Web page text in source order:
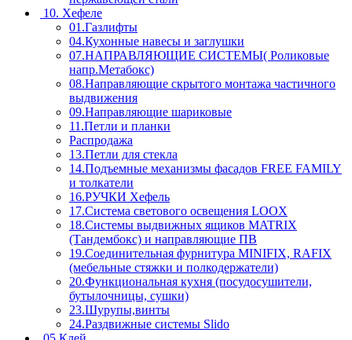
10. Хефеле
01.Газлифты
04.Кухонные навесы и заглушки
07.НАПРАВЛЯЮЩИЕ СИСТЕМЫ( Роликовые
напр.Метабокс)
08.Направляющие скрытого монтажа частичного
выдвижения
09.Направляющие шариковые
11.Петли и планки
Распродажа
13.Петли для стекла
14.Подъемные механизмы фасадов FREE FAMILY
и толкатели
16.РУЧКИ Хефель
17.Система светового освещения LOOX
18.Системы выдвижных ящиков MATRIX
(Тандембокс) и направляющие ПВ
19.Соединительная фурнитура MINIFIX, RAFIX
(мебельные стяжки и полкодержатели)
20.Функциональная кухня (посудосушители,
бутылочницы, сушки)
23.Шурупы,винты
24.Раздвижные системы Slido